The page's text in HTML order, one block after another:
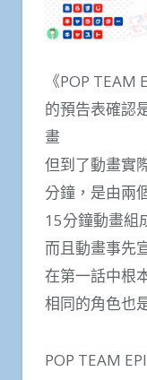
《POP
的預告表確認
畫
但到了動畫實
分鐘，是由兩
15分鐘動畫組
而且動畫事先
在第一話中根
相同的角色也
POP TEAM